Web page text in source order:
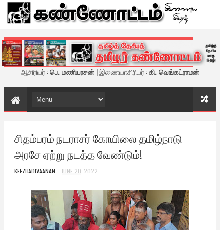
கண்ணோட்டம் - இணைய இதழ்
ஆசிரியர் :பெ. மணியரசன் | இணையாசிரியர் :கி. வெங்கட்ராமன்
சிதம்பரம் நடராசர் கோயிலை தமிழ்நாடு
அரசே ஏற்று நடத்த வேண்டும்!
KEEZHADIVAANAN JUNE 20, 2022